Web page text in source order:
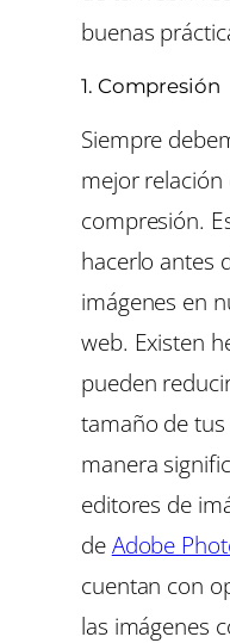
buenas
1. Compresión
Siempre
mejor
compresión.
hacerlo antes
imágenes en
web. Existen
pueden
tamaño de
manera
editores de
deAdobe
cuentan con
las imágenes